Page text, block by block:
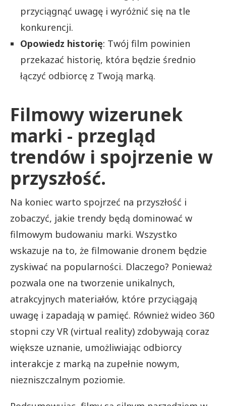
przyciągnąć uwagę i wyróżnić się na tle
konkurencji.
Opowiedz historię: Twój film powinien
przekazać historię, która będzie średnio
łączyć odbiorcę z Twoją marką.
Filmowy wizerunek
marki - przegląd
trendów i spojrzenie w
przyszłość.
Na koniec warto spojrzeć na przyszłość i
zobaczyć, jakie trendy będą dominować w
filmowym budowaniu marki. Wszystko
wskazuje na to, że filmowanie dronem będzie
zyskiwać na popularności. Dlaczego? Ponieważ
pozwala one na tworzenie unikalnych,
atrakcyjnych materiałów, które przyciągają
uwagę i zapadają w pamięć. Również wideo 360
stopni czy VR (virtual reality) zdobywają coraz
większe uznanie, umożliwiając odbiorcy
interakcje z marką na zupełnie nowym,
niezniszczalnym poziomie.